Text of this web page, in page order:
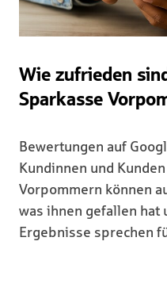
Wie zufrieden
Sparkasse
Bewertungen auf
Kundinnen und
Vorpommern können
was ihnen gefallen hat
Ergebnisse sprechen